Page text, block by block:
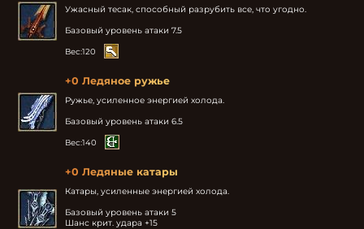
Ужасный тесак, способный разрубить все, что угодно.
Базовый уровень атаки 7.5
Вес:120
+0 Ледяное ружье
Ружье, усиленное энергией холода.
Базовый уровень атаки 6.5
Вес:140
+0 Ледяные катары
Катары, усиленные энергией холода.
Базовый уровень атаки 5
Шанс крит. удара +15